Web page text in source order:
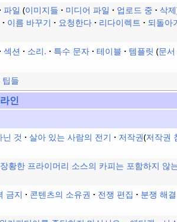
파일 이미지들 미디어 파일 업로드 중
삭제
이름 바꾸기 요청한다 리다이렉트
되돌아
섹션 소리. 특수 문자 테이블 템플릿 문서
팁들
인
것 살아 있는 사람의 전기 저작권(저작권
장황한 프라이머리 소스의 카피는 포함하지 않
금지 콘텐츠의 소유권 전쟁 편집
분쟁 해결